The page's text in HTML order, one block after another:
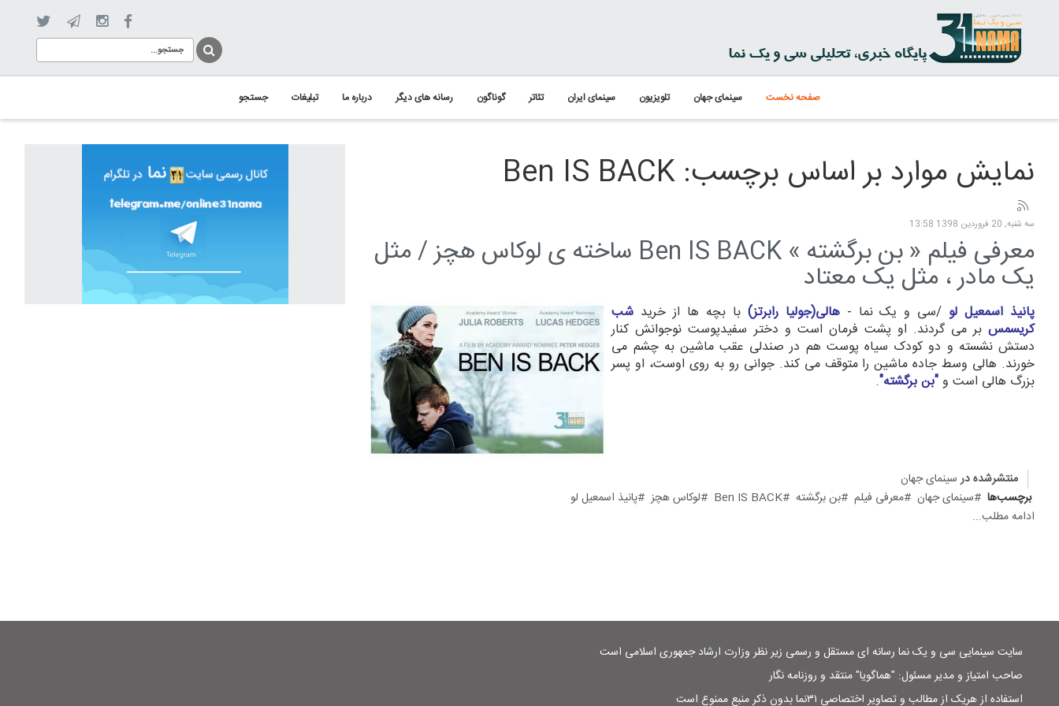
صفحه نخست سینمای جهان تلویزیون سینمای ایران تئاتر گوناگون رسانه های دیگر درباره ما تبلیغات جستجو
نمایش موارد بر اساس برچسب: Ben IS BACK
سه شنبه, 20 فروردين 1398 13:58
معرفی فیلم « بن برگشته » Ben IS BACK ساخته ی لوکاس هچز / مثل
یک مادر ، مثل یک معتاد
پانیذ اسمعیل لو /سی و یک نما -هالی(جولیا رابرتز) با بچه ها از خرید شب
کریسمس بر می گردند. او پشت فرمان است و دختر سفیدپوست نوجوانش کنار
دستش نشسته و دو کودک سیاه پوست هم در صندلی عقب ماشین به چشم می
خورند. هالی وسط جاده ماشین را متوقف می کند. جوانی رو به روی اوست، او پسر
بزرگ هالی است و"بن برگشته".
منتشرشده در سینمای جهان
برچسب‌ها
سینمای جهان معرفی فیلم بن برگشته Ben IS BACK لوکاس هچز
پانیذ اسمعیل لو
ادامه مطلب...
سایت سینمایی سی و یک نما رسانه ای مستقل و رسمی زیر نظر وزارت ارشاد جمهوری اسلامی است
صاحب امتیاز و مدیر مسئول: "هماگویا" منتقد و روزنامه نگار
استفاده از هریک از مطالب و تصاویر اختصاصی ۳۱نما بدون ذکر منبع ممنوع است